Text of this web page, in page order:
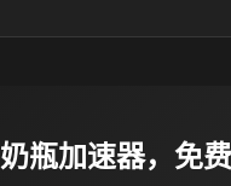
奶瓶加速器，免